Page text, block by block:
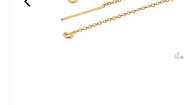
Dikte veerring ca. 1.5mm
Met open oogje
5.4mm
Maximale